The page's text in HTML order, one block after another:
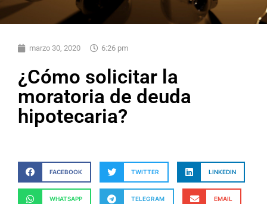
marzo 30, 2020 6:26 pm
¿Cómo solicitar la
moratoria de deuda
hipotecaria?
FACEBOOK TWITTER LINKEDIN
WHATSAPP TELEGRAM EMAIL